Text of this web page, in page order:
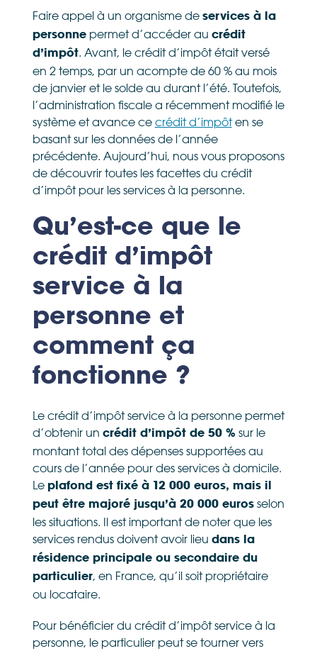
Faire appel à un organisme de services à la
personnepermet d’accéder au crédit
d’impôt. Avant, le crédit d’impôt était versé
en 2 temps, par un acompte de 60 % au mois
de janvier et le solde au durant l’été. Toutefois,
l’administration fiscale a récemment modifié le
système et avance ce crédit d’impôten se
basant sur les données de l’année
précédente. Aujourd’hui, nous vous proposons
de découvrir toutes les facettes du crédit
d’impôt pour les services à la personne.
Qu’est-ce que le
crédit d’impôt
service à la
personne et
comment ça
fonctionne ?
Le crédit d’impôt service à la personne permet
d’obtenir un crédit d’impôt de 50 % sur le
montant total des dépenses supportées au
cours de l’année pour des services à domicile.
Le plafond est fixé à 12 000 euros, mais il
peut être majoré jusqu’à 20 000 eurosselon
les situations. Il est important de noter que les
services rendus doivent avoir lieu dans la
résidence principale ou secondaire du
particulier, en France, qu’il soit propriétaire
ou locataire.
Pour bénéficier du crédit d’impôt service à la
personne, le particulier peut se tourner vers